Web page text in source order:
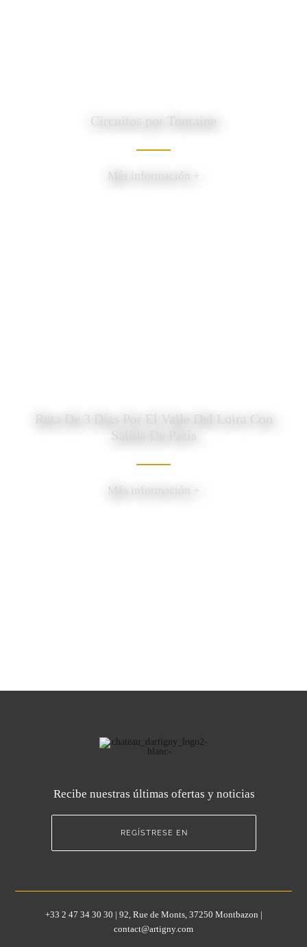
Circuitos por Touraine
Más información +
Ruta De 3 Días Por El Valle Del Loira Con
Más información +
Recibe nuestras últimas ofertas y noticias
REGÍSTRESE EN
+33 2 47 34 30 30 | 92, Rue de Monts, 37250 Montbazon |
contact@artigny.com